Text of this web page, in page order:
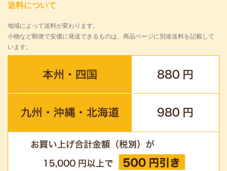
送料について
地域によって送料が変わります。
小物など郵便で安価に発送できるものは、商品ページに別途送料を記載して
います。